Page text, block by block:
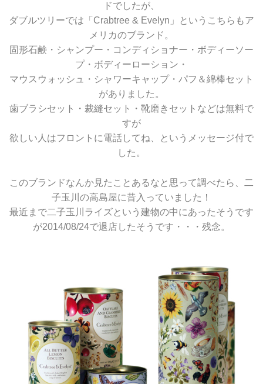
ドでしたが、
ダブルツリーでは「Crabtree & Evelyn」というこちらもア
メリカのブランド。
固形石鹸・シャンプー・コンディショナー・ボディーソー
プ・ボディーローション・
マウスウォッシュ・シャワーキャップ・パフ＆綿棒セット
がありました。
歯ブラシセット・裁縫セット・靴磨きセットなどは無料で
すが
欲しい人はフロントに電話してね、というメッセージ付で
した。
このブランドなんか見たことあるなと思って調べたら、二
子玉川の高島屋に昔入っていました！
最近まで二子玉川ライズという建物の中にあったそうです
が2014/08/24で退店したそうです・・・残念。